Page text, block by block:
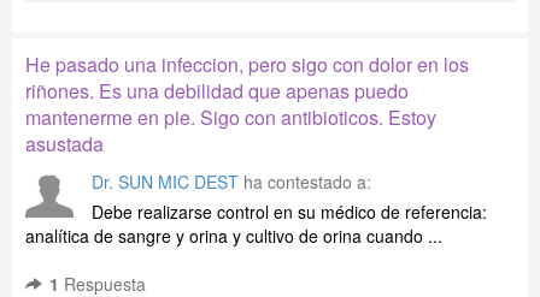
He pasado una infeccion, pero sigo con dolor en los
riñones. Es una debilidad que apenas puedo
mantenerme en pie. Sigo con antibioticos. Estoy
asustada
Dr. SUN MIC DEST ha contestado a:
Debe realizarse control en su médico de referencia:
analítica de sangre y orina y cultivo de orina cuando ...
1 Respuesta